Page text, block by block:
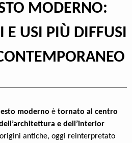
MODERNO:
E USI PIÙ DIFFUSI
moderno è tornato al centro
e dell’interior
antiche, oggi reinterpretato